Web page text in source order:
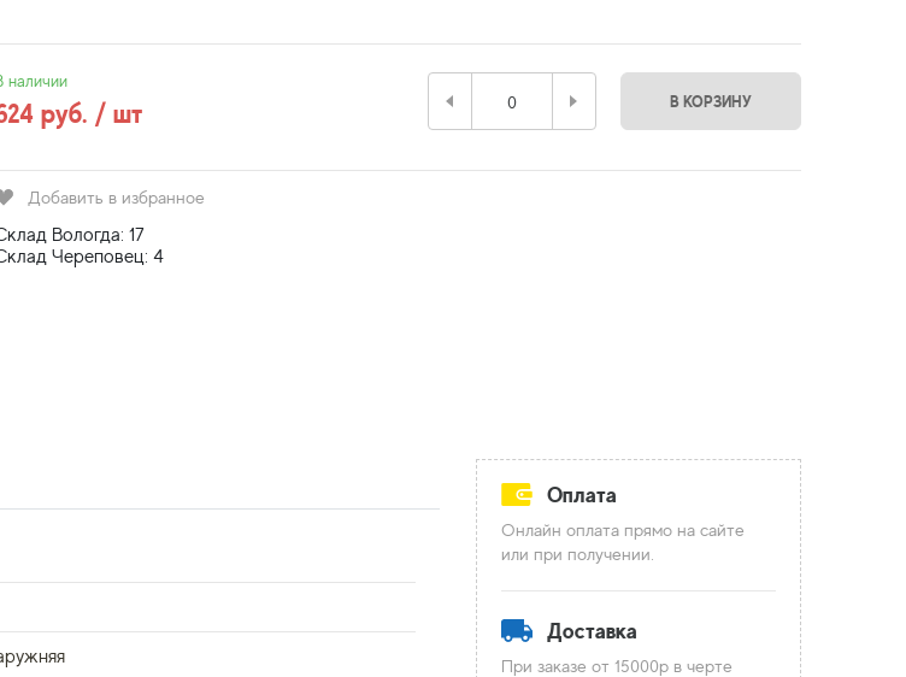
наличии
руб. / шт В КОРЗИНУ
Добавить в избранное
Вологда: 17
Череповец: 4
Оплата
Онлайн оплата прямо на сайте
или при получении.
Доставка
При заказе от 15000р в черте